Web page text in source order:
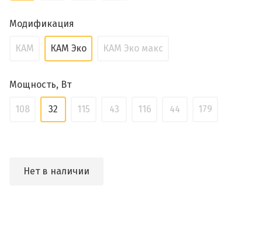
Модификация
КАМ КАМ Эко КАМ Эко макс
Мощность, Вт
108 32 115 43 116 44 179
Нет в наличии